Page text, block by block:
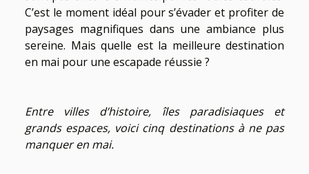
C’est le moment idéal pour s’évader et profiter de
paysages magnifiques dans une ambiance plus
sereine. Mais quelle est la meilleure destination
en mai pour une escapade réussie ?
Entre villes d’histoire, îles paradisiaques et
grands espaces, voici cinq destinations à ne pas
manquer en mai.